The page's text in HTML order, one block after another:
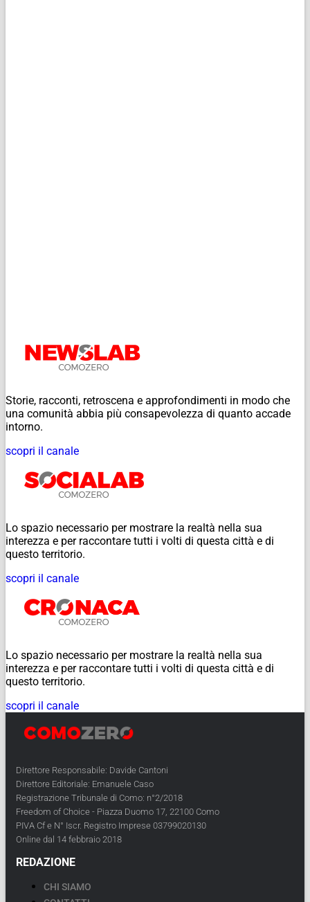
Storie, racconti, retroscena e approfondimenti in modo che
una comunità abbia più consapevolezza di quanto accade
intorno.
scopri il canale
Lo spazio necessario per mostrare la realtà nella sua
interezza e per raccontare tutti i volti di questa città e di
questo territorio.
scopri il canale
Lo spazio necessario per mostrare la realtà nella sua
interezza e per raccontare tutti i volti di questa città e di
questo territorio.
scopri il canale
Direttore Responsabile: Davide Cantoni
Direttore Editoriale: Emanuele Caso
Registrazione Tribunale di Como: n°2/2018
Freedom of Choice - Piazza Duomo 17, 22100 Como
PIVA Cf e N° Iscr. Registro Imprese 03799020130
Online dal 14 febbraio 2018
REDAZIONE
CHI SIAMO